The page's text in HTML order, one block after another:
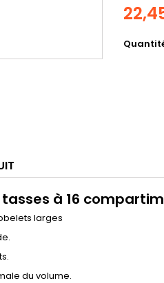
à 16
larges
du volume.